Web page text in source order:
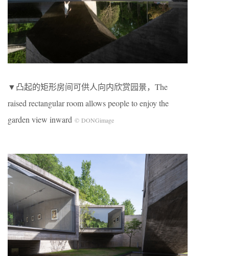
▼凸起的矩形房间可供人向内欣赏园景，The
raised rectangular room allows people to enjoy the
garden view inward © DONGimage